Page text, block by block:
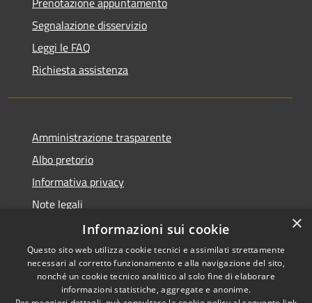
Segnalazione disservizio
Leggi le FAQ
Richiesta assistenza
Amministrazione trasparente
Albo pretorio
Informativa privacy
Note legali
Dichiarazione di accessibilità
RSS Copyright © 2026 • Comune di
×
Informazioni sui cookie
Questo sito web utilizza cookie tecnici e assimilati strettamente
necessari al corretto funzionamento e alla navigazione del sito,
nonché un cookie tecnico analitico al solo fine di elaborare
informazioni statistiche, aggregate e anonime.